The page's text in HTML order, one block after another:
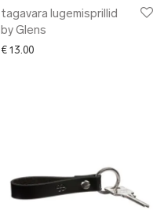
tagavara lugemisprillid
by Glens
€ 13.00